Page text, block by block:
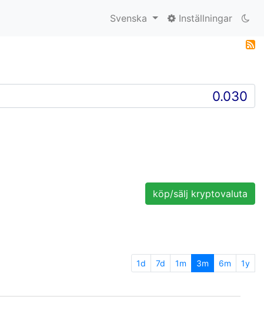
Svenska Inställningar
köp/sälj kryptovaluta
1d 7d 1m 3m 6m 1y